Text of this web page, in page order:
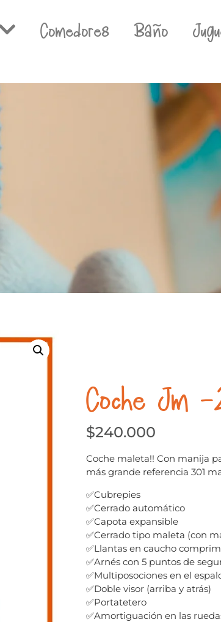
Comedores Baño
Coche Jm
$240.000
Coche maleta!! Con manija
más grande referencia 301
✅Cubrepies
✅Cerrado automático
✅Capota expansible
✅Cerrado tipo maleta (con
✅Llantas en caucho
✅Arnés con 5 puntos de
✅Multiposociones en el
✅Doble visor (arriba y atrás)
✅Portatetero
✅Amortiguación en las